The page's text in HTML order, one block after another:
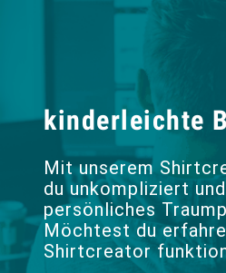
kinderleichte
Mit unserem
du unkompliziert
persönliches
Möchtest du
Shirtcreator